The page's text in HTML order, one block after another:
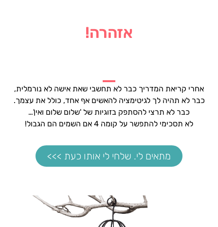
אזהרה!
אחרי קריאת המדריך כבר לא תחשבי שאת אישה לא נורמלית,
כבר לא תהיה לך לגיטימציה להאשים אף אחד, כולל את עצמך.
כבר לא תרצי להסתפק בזוגיות של 'שלום שלום ואין'…
לא תסכימי להתפשר על קומה 4 אם השמים הם הגבול!
מתאים לי. שלחי לי אותו כעת >>>